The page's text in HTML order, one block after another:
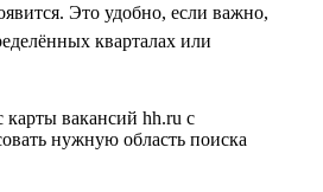
Это удобно, если важно,
кварталах или